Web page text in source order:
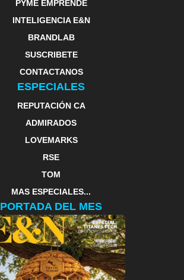
PYME EMPRENDE
INTELIGENCIA E&N
BRANDLAB
SUSCRIBETE
CONTACTANOS
ESPECIALES
REPUTACIÓN CA
ADMIRADOS
LOVEMARKS
RSE
TOM
MAS ESPECIALES...
PORTADA DEL MES